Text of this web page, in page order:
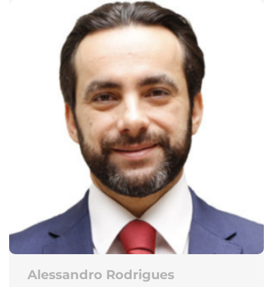
Alessandro Rodrigues